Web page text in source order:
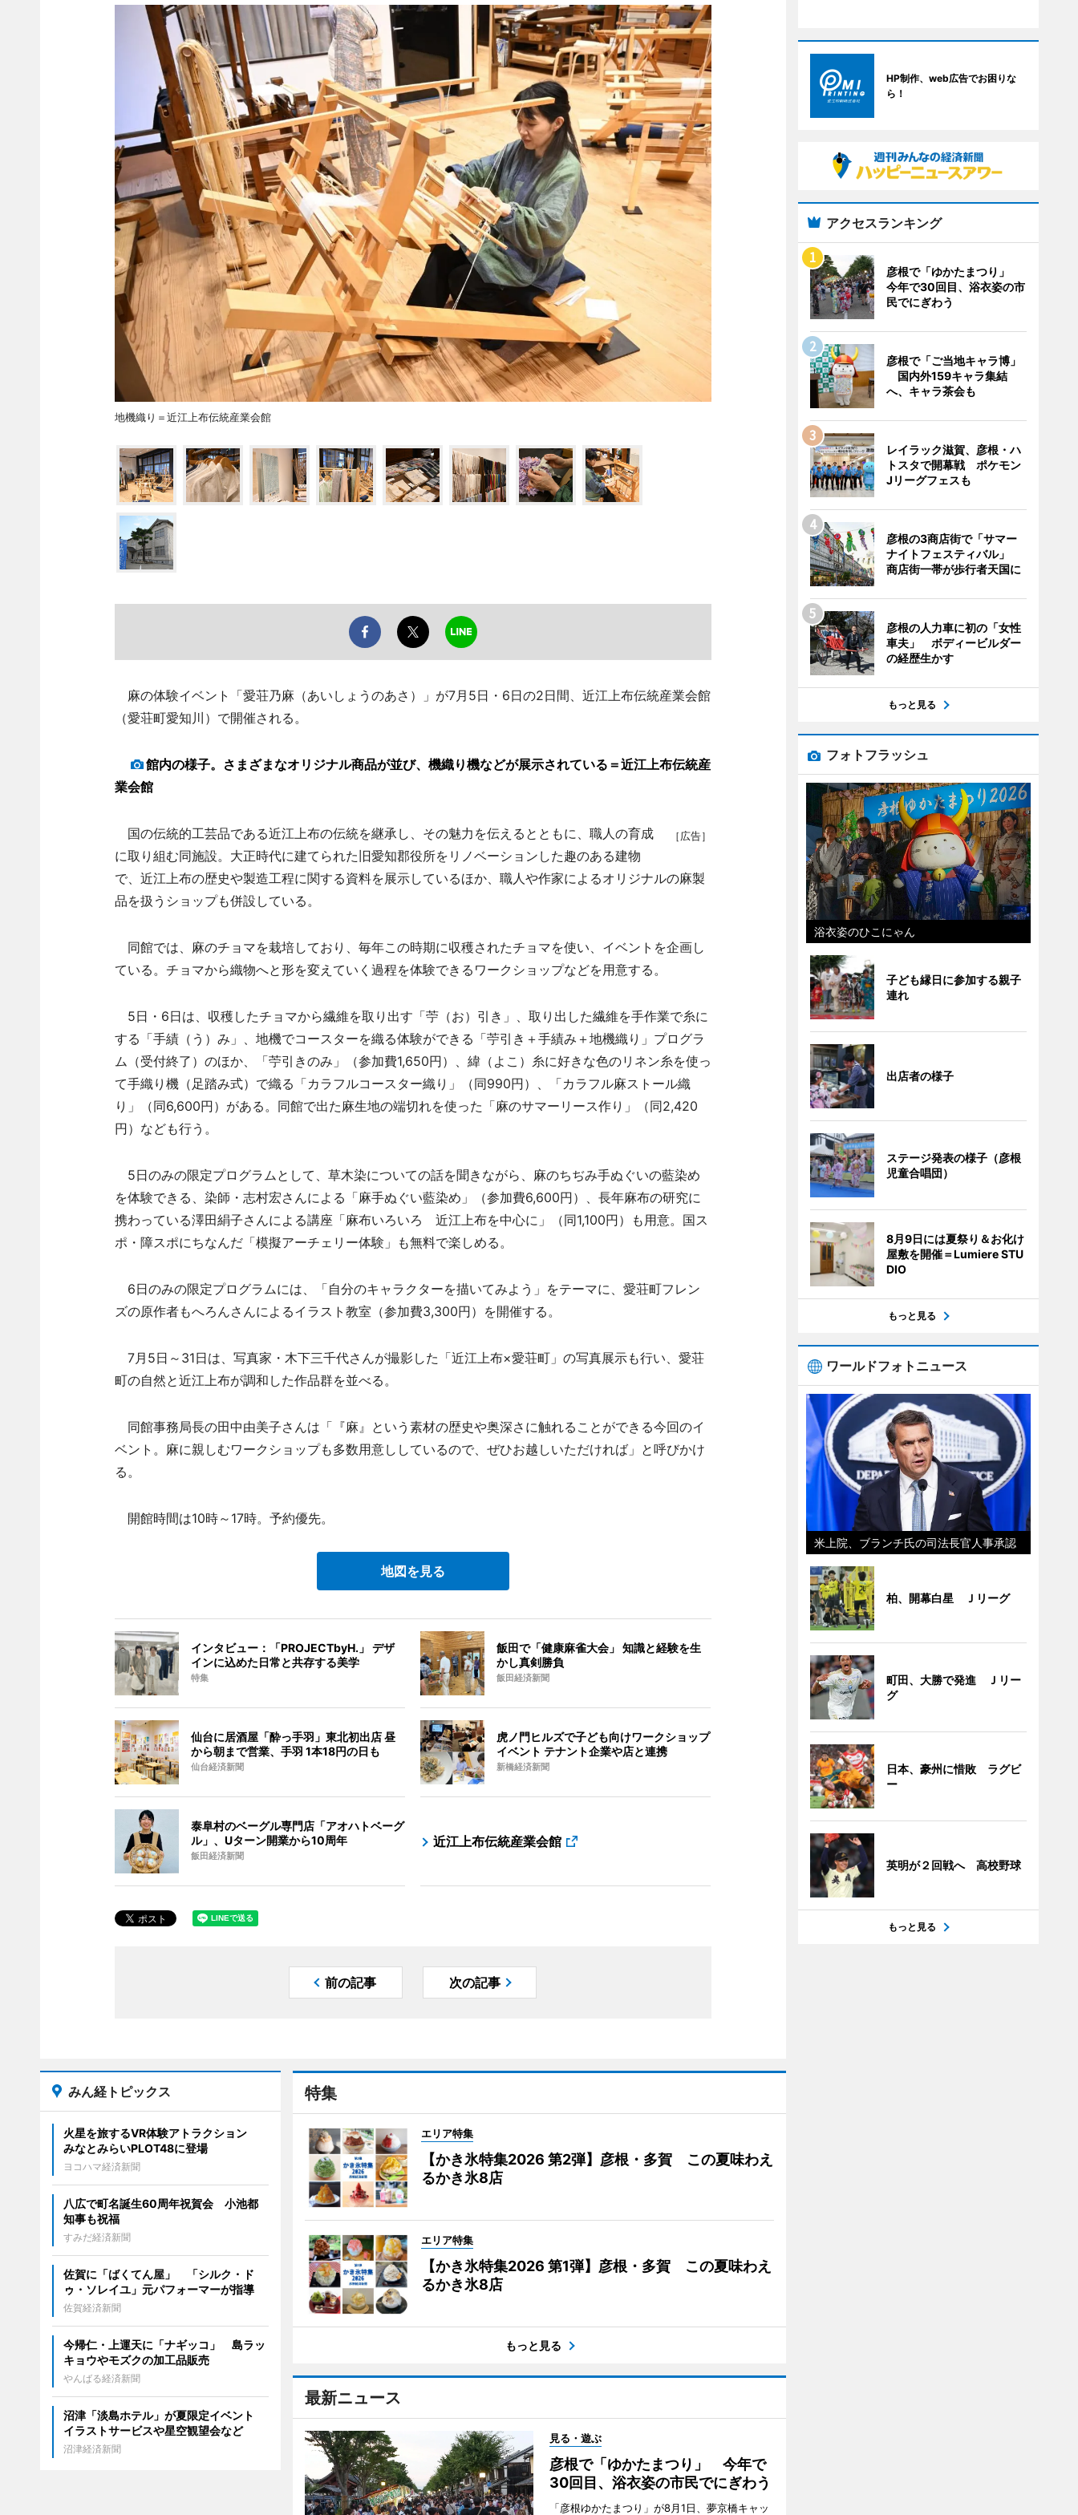
地機織り＝近江上布伝統産業会館
麻の体験イベント「愛荘乃麻（あいしょうのあさ）」が7月5日・6日の2日間、近江上布伝統産業会館
（愛荘町愛知川）で開催される。
館内の様子。さまざまなオリジナル商品が並び、機織り機などが展示されている＝近江上布伝統産
業会館
［広告］
国の伝統的工芸品である近江上布の伝統を継承し、その魅力を伝えるとともに、職人の育成
に取り組む同施設。大正時代に建てられた旧愛知郡役所をリノベーションした趣のある建物
で、近江上布の歴史や製造工程に関する資料を展示しているほか、職人や作家によるオリジナルの麻製
品を扱うショップも併設している。
同館では、麻のチョマを栽培しており、毎年この時期に収穫されたチョマを使い、イベントを企画し
ている。チョマから織物へと形を変えていく過程を体験できるワークショップなどを用意する。
5日・6日は、収穫したチョマから繊維を取り出す「苧（お）引き」、取り出した繊維を手作業で糸に
する「手績（う）み」、地機でコースターを織る体験ができる「苧引き＋手績み＋地機織り」プログラ
ム（受付終了）のほか、「苧引きのみ」（参加費1,650円）、緯（よこ）糸に好きな色のリネン糸を使っ
て手織り機（足踏み式）で織る「カラフルコースター織り」（同990円）、「カラフル麻ストール織
り」（同6,600円）がある。同館で出た麻生地の端切れを使った「麻のサマーリース作り」（同2,420
円）なども行う。
5日のみの限定プログラムとして、草木染についての話を聞きながら、麻のちぢみ手ぬぐいの藍染め
を体験できる、染師・志村宏さんによる「麻手ぬぐい藍染め」（参加費6,600円）、長年麻布の研究に
携わっている澤田絹子さんによる講座「麻布いろいろ 近江上布を中心に」（同1,100円）も用意。国ス
ポ・障スポにちなんだ「模擬アーチェリー体験」も無料で楽しめる。
6日のみの限定プログラムには、「自分のキャラクターを描いてみよう」をテーマに、愛荘町フレン
ズの原作者もへろんさんによるイラスト教室（参加費3,300円）を開催する。
7月5日～31日は、写真家・木下三千代さんが撮影した「近江上布×愛荘町」の写真展示も行い、愛荘
町の自然と近江上布が調和した作品群を並べる。
同館事務局長の田中由美子さんは「『麻』という素材の歴史や奥深さに触れることができる今回のイ
ベント。麻に親しむワークショップも多数用意ししているので、ぜひお越しいただければ」と呼びかけ
る。
開館時間は10時～17時。予約優先。
地図を見る
インタビュー：「PROJECTbyH.」 デザ
インに込めた日常と共存する美学
特集
飯田で「健康麻雀大会」 知識と経験を生
かし真剣勝負
飯田経済新聞
仙台に居酒屋「酔っ手羽」東北初出店 昼
から朝まで営業、手羽 1本18円の日も
仙台経済新聞
虎ノ門ヒルズで子ども向けワークショップ
イベント テナント企業や店と連携
新橋経済新聞
泰阜村のベーグル専門店「アオハトベーグ
ル」、Uターン開業から10周年
飯田経済新聞
近江上布伝統産業会館
前の記事 次の記事
特集
エリア特集
【かき氷特集2026 第2弾】彦根・多賀 この夏味わえ
るかき氷8店
エリア特集
【かき氷特集2026 第1弾】彦根・多賀 この夏味わえ
るかき氷8店
もっと見る
最新ニュース
見る・遊ぶ
彦根で「ゆかたまつり」 今年で
30回目、浴衣姿の市民でにぎわう
「彦根ゆかたまつり」が8月1日、夢京橋キャッ
みん経トピックス
火星を旅するVR体験アトラクション
みなとみらいPLOT48に登場
ヨコハマ経済新聞
八広で町名誕生60周年祝賀会 小池都
知事も祝福
すみだ経済新聞
佐賀に「ばくてん屋」 「シルク・ド
ゥ・ソレイユ」元パフォーマーが指導
佐賀経済新聞
今帰仁・上運天に「ナギッコ」 島ラッ
キョウやモズクの加工品販売
やんばる経済新聞
沼津「淡島ホテル」が夏限定イベント
イラストサービスや星空観望会など
沼津経済新聞
HP制作、web広告でお困りな
ら！
アクセスランキング
彦根で「ゆかたまつり」
今年で30回目、浴衣姿の市
民でにぎわう
彦根で「ご当地キャラ博」
国内外159キャラ集結
へ、キャラ茶会も
レイラック滋賀、彦根・ハ
トスタで開幕戦 ポケモン
Jリーグフェスも
彦根の3商店街で「サマー
ナイトフェスティバル」
商店街一帯が歩行者天国に
彦根の人力車に初の「女性
車夫」 ボディービルダー
の経歴生かす
もっと見る
フォトフラッシュ
浴衣姿のひこにゃん
子ども縁日に参加する親子
連れ
出店者の様子
ステージ発表の様子（彦根
児童合唱団）
8月9日には夏祭り＆お化け
屋敷を開催＝Lumiere STU
DIO
もっと見る
ワールドフォトニュース
米上院、ブランチ氏の司法長官人事承認
柏、開幕白星 Ｊリーグ
町田、大勝で発進 Ｊリー
グ
日本、豪州に惜敗 ラグビ
ー
英明が２回戦へ 高校野球
もっと見る